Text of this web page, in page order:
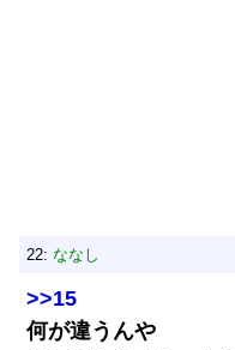
22: ななし
>>15
何が違うんや